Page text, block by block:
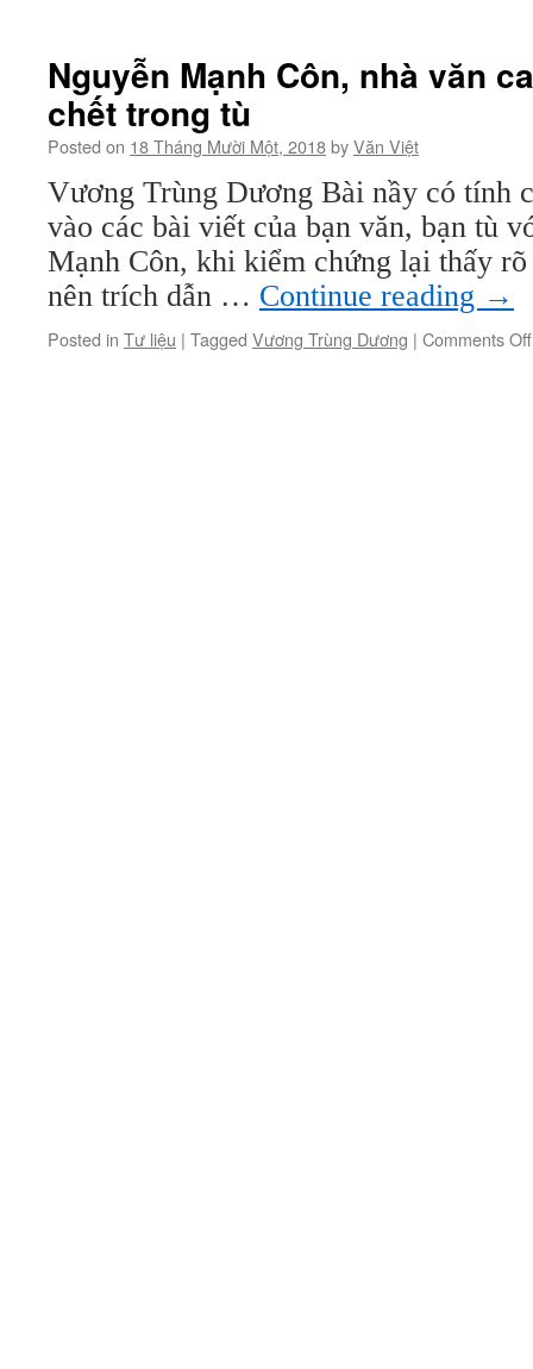
Nam
54-
75
(560):
Mạnh
Côn
(kỳ
11)
Nguyễn Mạnh Côn, nhà văn
chết trong tù
Posted on 18 Tháng Mười Một, 2018byVăn Việt
Vương Trùng Dương Bài nầy có tính
vào các bài viết của bạn văn, bạn tù
Mạnh Côn, khi kiểm chứng lại thấy
nên trích dẫn … Continue reading →
Posted in Tư liệu | Tagged Vương Trùng Dương | Comments Off